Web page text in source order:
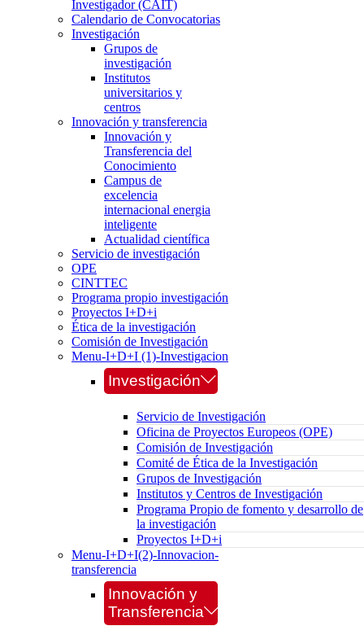
Investigador (CAIT)
Calendario de Convocatorias
Investigación
Grupos de
investigación
Institutos
universitarios y
centros
Innovación y transferencia
Innovación y
Transferencia del
Conocimiento
Campus de
excelencia
internacional energia
inteligente
Actualidad científica
Servicio de investigación
OPE
CINTTEC
Programa propio investigación
Proyectos I+D+i
Ética de la investigación
Comisión de Investigación
Menu-I+D+I (1)-Investigacion
Investigación
Servicio de Investigación
Oficina de Proyectos Europeos (OPE)
Comisión de Investigación
Comité de Ética de la Investigación
Grupos de Investigación
Institutos y Centros de Investigación
Programa Propio de fomento y desarrollo de
la investigación
Proyectos I+D+i
Menu-I+D+I(2)-Innovacion-
transferencia
Innovación y
Transferencia